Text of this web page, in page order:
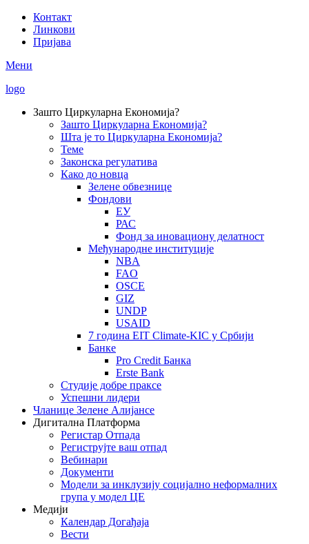
Skip
main
Secondary
Menu
Контакт
Линкови
Пријава
Мени
logo
navigation
Зашто Циркуларна Економија?
Зашто Циркуларна Економија?
Шта је то Циркуларна Економија?
Теме
Законска регулатива
Како до новца
Зелене обвезнице
Фондови
ЕУ
РАС
Фонд за иновациону делатност
Међународне институције
NBA
FAO
OSCE
GIZ
UNDP
USAID
7 година EIT Climate-KIC у Србији
Банке
Pro Credit Банка
Erste Bank
Студије добре праксе
Успешни лидери
Чланице Зелене Алијансе
Дигитална Платформа
Регистар Отпада
Региструјте ваш отпад
Вебинари
Документи
Модели за инклузију социјално неформалних
група у модел ЦЕ
Медији
Календар Догађаја
Вести